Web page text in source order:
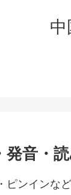
中
発音・
ンインな